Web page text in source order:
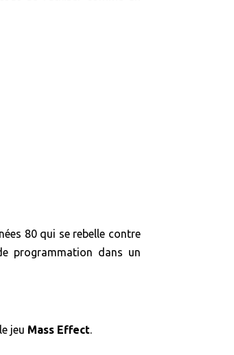
80 qui se rebelle contre
programmation dans un
jeu Mass Effect.